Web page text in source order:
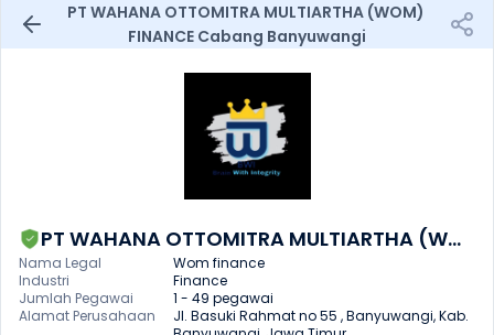
PT WAHANA OTTOMITRA MULTIARTHA (WOM)
FINANCE Cabang Banyuwangi
PT WAHANA OTTOMITRA MULTIARTHA (WOM) FINANCE Cabang Banyuwangi
Nama Legal
Wom finance
Industri
Finance
Jumlah Pegawai
1 - 49 pegawai
Alamat Perusahaan
Jl. Basuki Rahmat no 55 , Banyuwangi, Kab.